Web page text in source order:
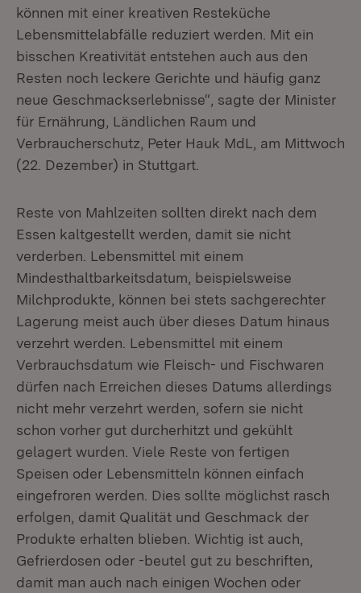
können mit einer kreativen Resteküche
Lebensmittelabfälle reduziert werden. Mit ein
bisschen Kreativität entstehen auch aus den
Resten noch leckere Gerichte und häufig ganz
neue Geschmackserlebnisse“, sagte der Minister
für Ernährung, Ländlichen Raum und
Verbraucherschutz, Peter Hauk MdL, am Mittwoch
(22. Dezember) in Stuttgart.
Reste von Mahlzeiten sollten direkt nach dem
Essen kaltgestellt werden, damit sie nicht
verderben. Lebensmittel mit einem
Mindesthaltbarkeitsdatum, beispielsweise
Milchprodukte, können bei stets sachgerechter
Lagerung meist auch über dieses Datum hinaus
verzehrt werden. Lebensmittel mit einem
Verbrauchsdatum wie Fleisch- und Fischwaren
dürfen nach Erreichen dieses Datums allerdings
nicht mehr verzehrt werden, sofern sie nicht
schon vorher gut durcherhitzt und gekühlt
gelagert wurden. Viele Reste von fertigen
Speisen oder Lebensmitteln können einfach
eingefroren werden. Dies sollte möglichst rasch
erfolgen, damit Qualität und Geschmack der
Produkte erhalten blieben. Wichtig ist auch,
Gefrierdosen oder -beutel gut zu beschriften,
damit man auch nach einigen Wochen oder